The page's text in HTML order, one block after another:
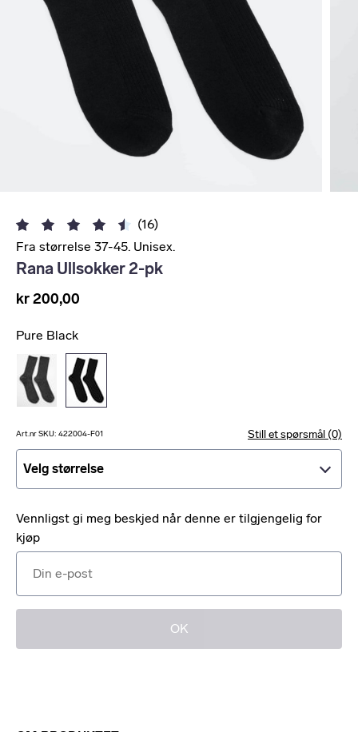
(16)
Fra størrelse 37-45. Unisex.
Rana Ullsokker 2-pk
kr 200,00
Pure Black
Art.nr SKU: 422004-F01 Still et spørsmål (0)
Velg størrelse
Vennligst gi meg beskjed når denne er tilgjengelig for
kjøp
OK